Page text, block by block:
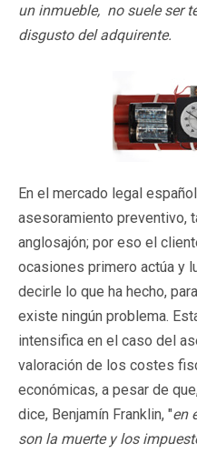
un inmueble, no suele ser
disgusto del adquirente.
En el mercado legal
asesoramiento preventivo,
anglosajón; por eso el
ocasiones primero actúa y
decirle lo que ha hecho,
existe ningún problema.
intensifica en el caso del
valoración de los costes
económicas, a pesar de
dice, Benjamín Franklin, "en
son la muerte y los